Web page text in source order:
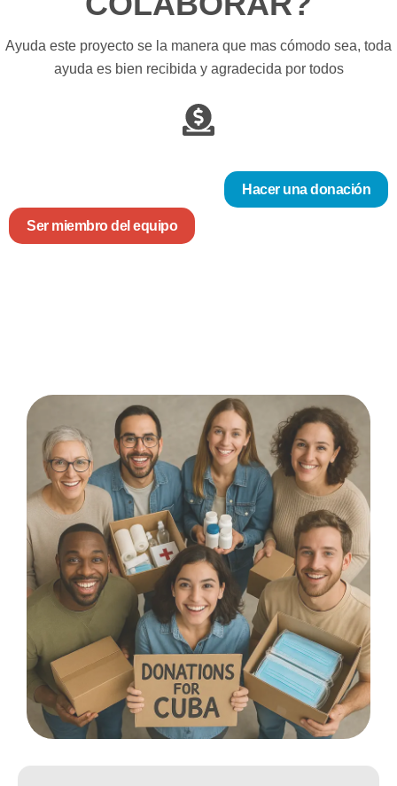
Ayuda este proyecto se la manera que mas cómodo sea, toda
ayuda es bien recibida y agradecida por todos
Hacer una donación
Ser miembro del equipo